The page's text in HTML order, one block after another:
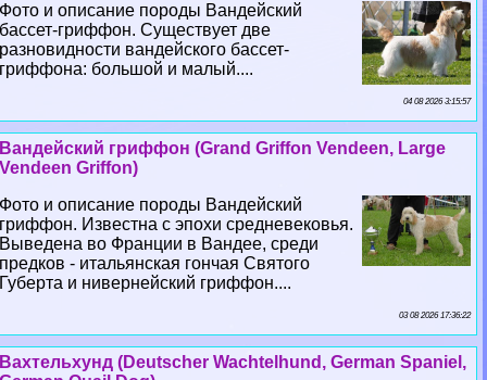
Фото и описание породы Вандейский
бассет-гриффон. Существует две
разновидности вандейского бассет-
гриффона: большой и малый....
04 08 2026 3:15:57
Вандейский гриффон (Grand Griffon Vendeen, Large
Vendeen Griffon)
Фото и описание породы Вандейский
гриффон. Известна с эпохи средневековья.
Выведена во Франции в Вандее, среди
предков - итальянская гончая Святого
Губерта и нивернейский гриффон....
03 08 2026 17:36:22
Вахтельхунд (Deutscher Wachtelhund, German Spaniel,